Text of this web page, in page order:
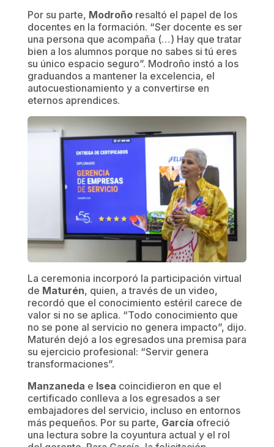
Por su parte, Modroñoresaltó el papel de los
docentes en la formación. “Ser docente es ser
una persona que acompaña (…) Hay que tratar
bien a los alumnos porque no sabes si tú eres
su único espacio seguro”. Modroño instó a los
graduandos a mantener la excelencia, el
autocuestionamiento y a convertirse en
eternos aprendices.
La ceremonia incorporó la participación virtual
de Maturén, quien, a través de un video,
recordó que el conocimiento estéril carece de
valor si no se aplica. “Todo conocimiento que
no se pone al servicio no genera impacto”, dijo.
Maturén dejó a los egresados una premisa para
su ejercicio profesional: “Servir genera
transformaciones”.
Manzaneda e Isea coincidieron en que el
certificado conlleva a los egresados a ser
embajadores del servicio, incluso en entornos
más pequeños. Por su parte, García ofreció
una lectura sobre la coyuntura actual y el rol